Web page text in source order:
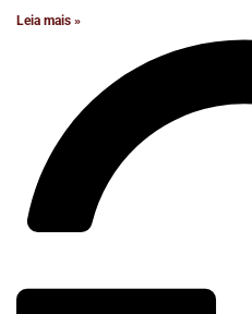
Leia mais »